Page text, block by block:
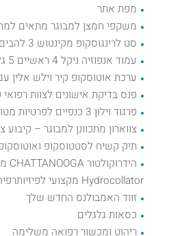
מפת אתר
משקפי חמצן למבוגר מתאים
סט לרינגוסקופ מקינטוש 3 להבים מקצועי לאינטובציה
עמוד אנפוזיה ניקל 4 ראשיים 5 גלגלים
ערכת אוטוסקופ קיר וילש אלין
פנס בדיקת אישונים לצוות רפואי
פרגוד וילון 3 כנפיים לפרטיות מטופלים
צווארון מתכוונן למבוגר – קיבוע
תיק קשיח לסטטוסקופ
Hydrocollator מקצועי לפיזיותרפיה
זווד האמבולנס החדש שלך
כסאות גלגלים
ריהוט ומכשור רפואה משלימה